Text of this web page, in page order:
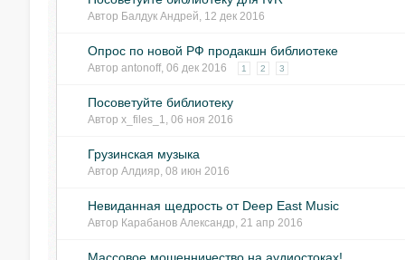
Автор Балдук Андрей, 12 дек 2016
Опрос по новой РФ продакшн библиотеке
Автор antonoff, 06 дек 2016 1 2 3
Посоветуйте библиотеку
Автор x_files_1, 06 ноя 2016
Грузинская музыка
Автор Алдияр, 08 июн 2016
Невиданная щедрость от Deep East Music
Автор Карабанов Александр, 21 апр 2016